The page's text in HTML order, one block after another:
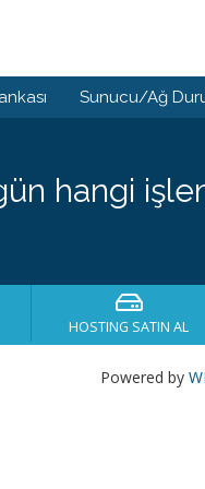
Sunucu/Ağ
hangi
HOSTING SATIN AL
Powered by